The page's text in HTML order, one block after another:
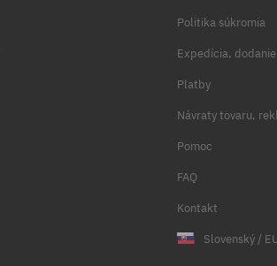
Politika súkromia
Expedícia,
Platby
Návraty tovaru,
Pomoc
FAQ
Kontakt
Slovenský /